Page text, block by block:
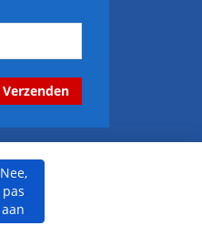
Verzenden
Nee,
pas
aan